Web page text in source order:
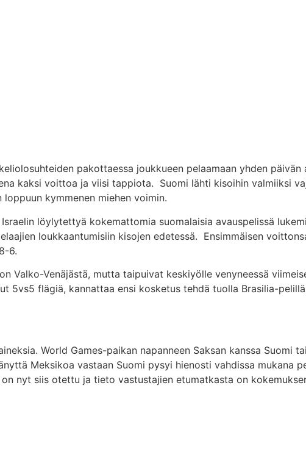
pakottaessa joukkueen pelaamaan yhden
kaksi voittoa ja viisi tappiota. Suomi lähti kisoihin valmiiksi
kymmenen miehen voimin.
löylytettyä kokemattomia suomalaisia avauspelissä
loukkaantumisiin kisojen edetessä. Ensimmäisen
6.
Valko-Venäjästä, mutta taipuivat keskiyölle venyneessä
flägiä, kannattaa ensi kosketus tehdä tuolla Brasilia-
World Games-paikan napanneen Saksan kanssa Suomi
Meksikoa vastaan Suomi pysyi hienosti vahdissa mukana
nyt siis otettu ja tieto vastustajien etumatkasta on